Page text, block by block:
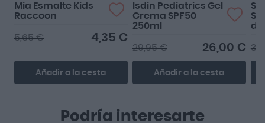
Mia Esmalte Kids
Raccoon
4,35 €
5,65 €
Añadir a la cesta
Isdin Pediatrics Gel
Crema SPF50
250ml
26,00 €
29,95 €
Añadir a la cesta
de
Podría interesarte